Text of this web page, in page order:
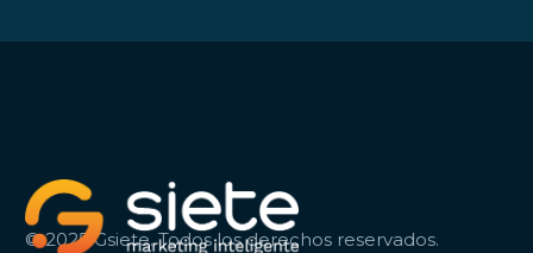
© 2025 Gsiete. Todos los derechos reservados.